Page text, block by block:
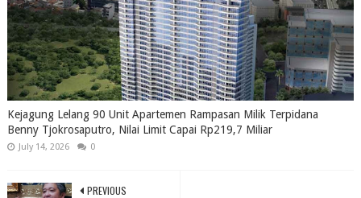
Kejagung Lelang 90 Unit Apartemen Rampasan Milik Terpidana
Benny Tjokrosaputro, Nilai Limit Capai Rp219,7 Miliar
July 14, 2026 0
PREVIOUS